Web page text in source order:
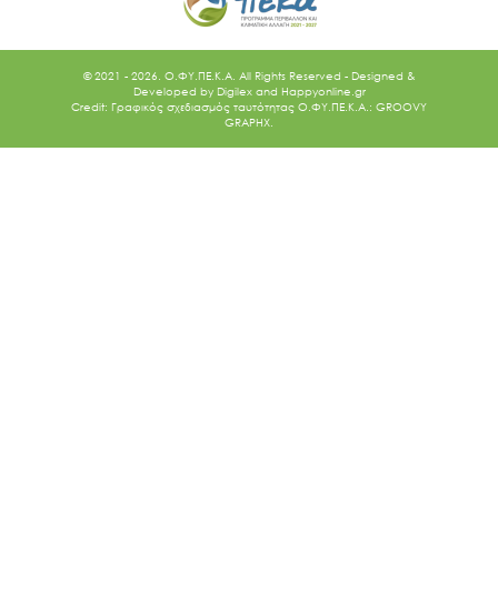
© 2021 - 2026. O.ΦΥ.ΠΕ.Κ.Α. All Rights Reserved - Designed &
Developed by Digilex and Happyonline.gr
Credit: Γραφικός σχεδιασμός ταυτότητας Ο.ΦΥ.ΠΕ.Κ.Α.: GROOVY
GRAPHX.